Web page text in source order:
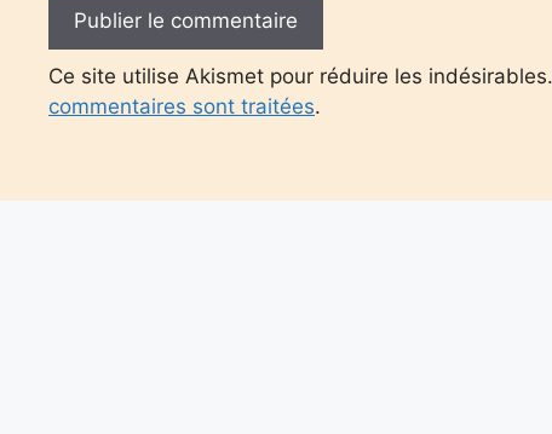
Ce site utilise Akismet pour réduire les indésirables.
commentaires sont traitées.